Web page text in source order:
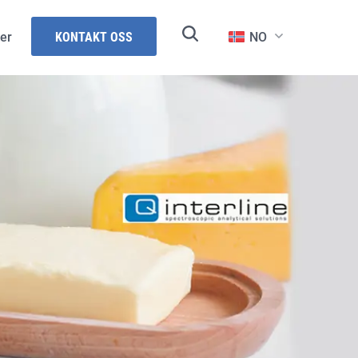
KONTAKT OSS NO